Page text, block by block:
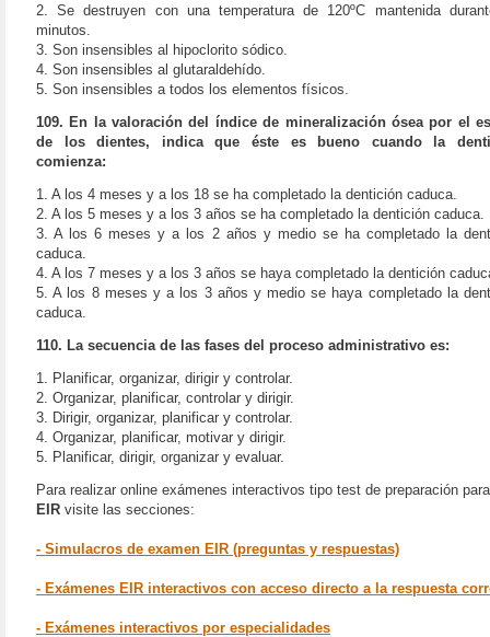
2. Se destruyen con una temperatura de 120ºC mantenida
minutos.
3. Son insensibles al hipoclorito sódico.
4. Son insensibles al glutaraldehído.
5. Son insensibles a todos los elementos físicos.
109. En la valoración del índice de mineralización ósea por el
de los dientes, indica que éste es bueno cuando la
comienza:
1. A los 4 meses y a los 18 se ha completado la dentición caduca.
2. A los 5 meses y a los 3 años se ha completado la dentición caduca.
3. A los 6 meses y a los 2 años y medio se ha completado la
caduca.
4. A los 7 meses y a los 3 años se haya completado la dentición
5. A los 8 meses y a los 3 años y medio se haya completado la
caduca.
110. La secuencia de las fases del proceso administrativo es:
1. Planificar, organizar, dirigir y controlar.
2. Organizar, planificar, controlar y dirigir.
3. Dirigir, organizar, planificar y controlar.
4. Organizar, planificar, motivar y dirigir.
5. Planificar, dirigir, organizar y evaluar.
Para realizar online exámenes interactivos tipo test de preparación
EIR visite las secciones:
- Simulacros de examen EIR (preguntas y respuestas)
- Exámenes EIR interactivos con acceso directo a la respuesta
- Exámenes interactivos por especialidades